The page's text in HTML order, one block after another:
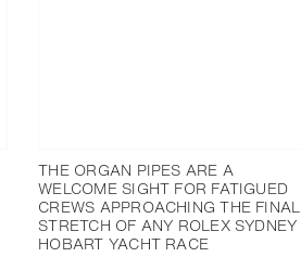
THE ORGAN PIPES ARE A
WELCOME SIGHT FOR FATIGUED
CREWS APPROACHING THE FINAL
STRETCH OF ANY ROLEX SYDNEY
HOBART YACHT RACE